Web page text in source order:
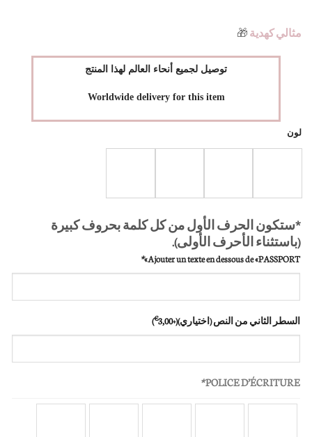
مثالي كهدية 🎁
توصيل لجميع أنحاء العالم لهذا المنتج
Worldwide delivery for this item
لون
*ستكون الحرف الأول من كل كلمة بحروف كبيرة
(باستثناء الأحرف الأولى).
Ajouter un texte en dessous de « PASSPORT »
*
السطر الثاني من النص (اختياري)(+
3,00
€
)
POLICE D’ÉCRITURE
*